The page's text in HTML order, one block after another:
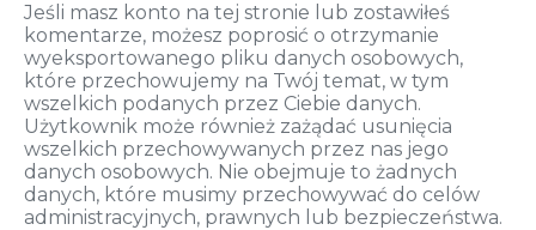
Jeśli masz konto na tej stronie lub zostawiłeś
komentarze, możesz poprosić o otrzymanie
wyeksportowanego pliku danych osobowych,
które przechowujemy na Twój temat, w tym
wszelkich podanych przez Ciebie danych.
Użytkownik może również zażądać usunięcia
wszelkich przechowywanych przez nas jego
danych osobowych. Nie obejmuje to żadnych
danych, które musimy przechowywać do celów
administracyjnych, prawnych lub bezpieczeństwa.